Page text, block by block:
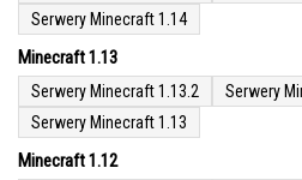
Serwery Minecraft 1.14
Minecraft 1.13
Serwery Minecraft 1.13.2
Serwery
Serwery Minecraft 1.13
Minecraft 1.12